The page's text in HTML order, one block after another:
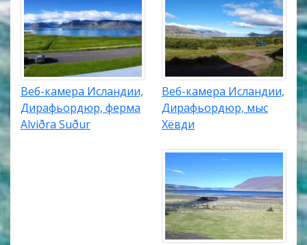
Веб-камера Исландии,
Дирафьордюр, ферма
Alviðra Suður
Веб-камера Исландии,
Дирафьордюр, мыс
Хёвди